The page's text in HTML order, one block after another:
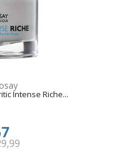
Intense Riche...